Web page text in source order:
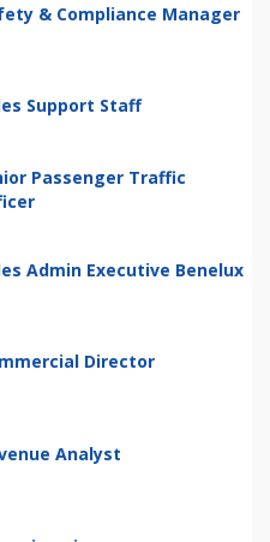
& Compliance Manager
Support Staff
Passenger Traffic
Admin Executive Benelux
Director
Analyst